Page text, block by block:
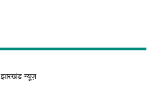
झारखंड न्यूज़